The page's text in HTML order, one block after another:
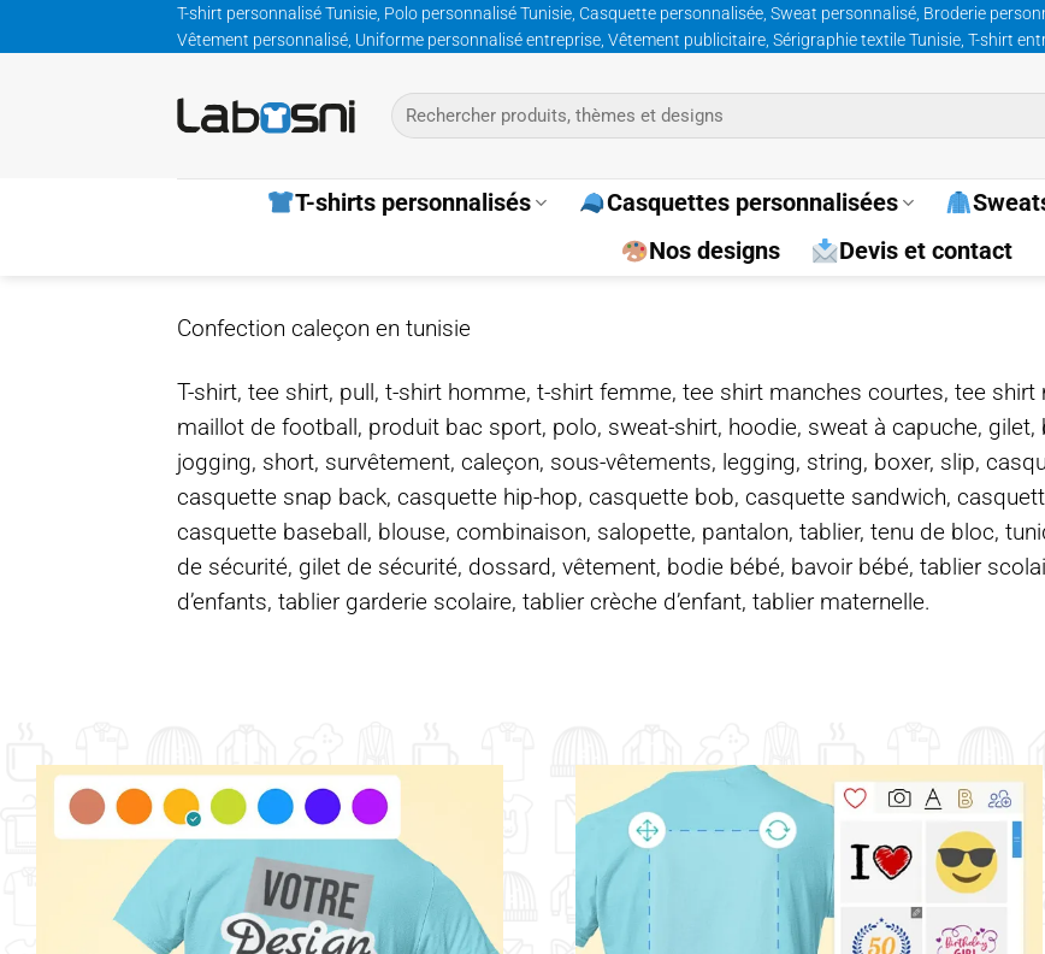
au
T-shirt personnalisé Tunisie, Polo personnalisé Tunisie, Casquette personnalisée, Sweat personnalisé, Broderie
Vêtement personnalisé, Uniforme personnalisé entreprise, Vêtement publicitaire, Sérigraphie textile Tunisie, T-shirt
Recherche
pour :
T-shirts personnalisés Casquettes personnalisées
Nos designs
Devis et contact
Confection caleçon en tunisie
T-shirt, tee shirt, pull, t-shirt homme, t-shirt femme, tee shirt manches courtes, tee
maillot de football, produit bac sport, polo, sweat-shirt, hoodie, sweat à capuche, gilet,
jogging, short, survêtement, caleçon, sous-vêtements, legging, string, boxer, slip,
casquette snap back, casquette hip-hop, casquette bob, casquette sandwich,
casquette baseball, blouse, combinaison, salopette, pantalon, tablier, tenu de bloc,
de sécurité, gilet de sécurité, dossard, vêtement, bodie bébé, bavoir bébé, tablier
d’enfants, tablier garderie scolaire, tablier crèche d’enfant, tablier maternelle.